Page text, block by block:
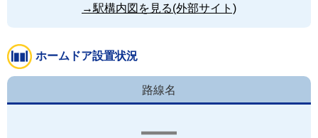
→駅構内図を見る(外部サイト)
ホームドア設置状況
路線名